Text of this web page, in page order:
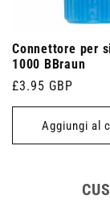
Connettore per
1000 BBraun
Prezzo
di
listino
£3.95 GBP
Aggiungi al